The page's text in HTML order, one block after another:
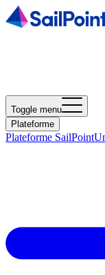
Toggle menu
Plateforme
Plateforme SailPoint